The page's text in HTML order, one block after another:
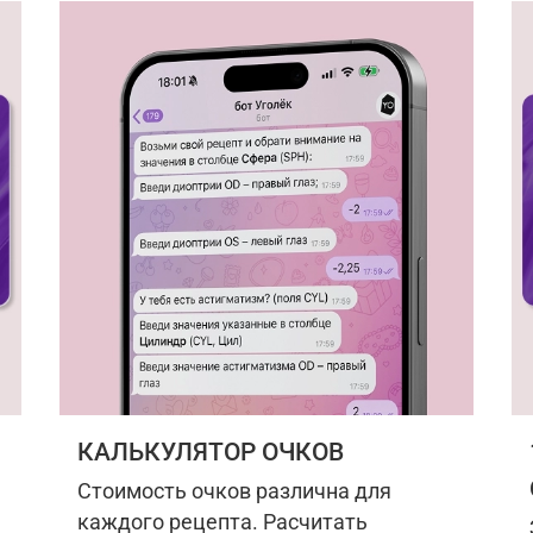
КАЛЬКУЛЯТОР ОЧКОВ
Стоимость очков различна для
каждого рецепта. Расчитать